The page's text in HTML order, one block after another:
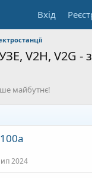
Вхід
V2H, V2G -
майбутнє!
2024